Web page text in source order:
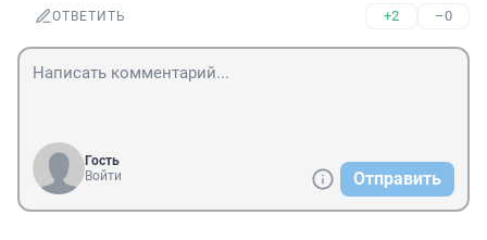
ОТВЕТИТЬ +2 –0
Гость
Войти
Отправить